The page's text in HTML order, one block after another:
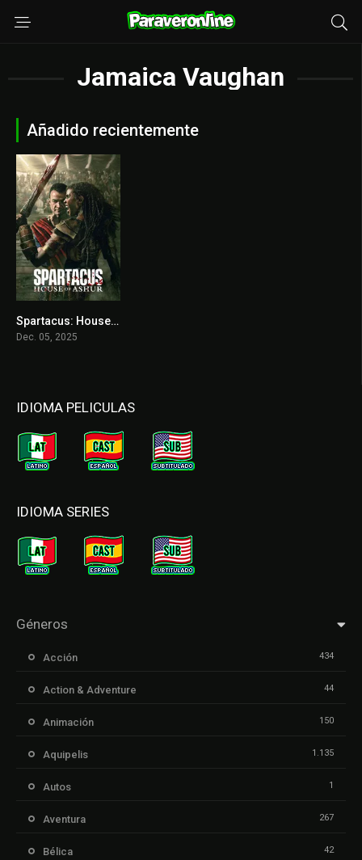
Jamaica Vaughan
Añadido recientemente
5.8Spartacus: House of Ashur
Dec. 05, 2025
IDIOMA PELICULAS
IDIOMA SERIES
Géneros
Acción 434
Action & Adventure 44
Animación 150
Aquipelis 1.135
Autos 1
Aventura 267
Bélica 42